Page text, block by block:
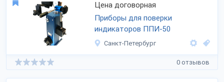
Цена договорная
Приборы для поверки
индикаторов ППИ-50
Санкт-Петербург
0 отзывов